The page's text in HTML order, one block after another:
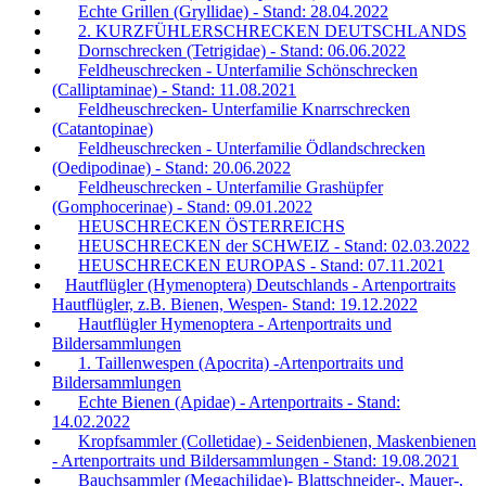
Echte Grillen (Gryllidae) - Stand: 28.04.2022
2. KURZFÜHLERSCHRECKEN DEUTSCHLANDS
Dornschrecken (Tetrigidae) - Stand: 06.06.2022
Feldheuschrecken - Unterfamilie Schönschrecken
(Calliptaminae) - Stand: 11.08.2021
Feldheuschrecken- Unterfamilie Knarrschrecken
(Catantopinae)
Feldheuschrecken - Unterfamilie Ödlandschrecken
(Oedipodinae) - Stand: 20.06.2022
Feldheuschrecken - Unterfamilie Grashüpfer
(Gomphocerinae) - Stand: 09.01.2022
HEUSCHRECKEN ÖSTERREICHS
HEUSCHRECKEN der SCHWEIZ - Stand: 02.03.2022
HEUSCHRECKEN EUROPAS - Stand: 07.11.2021
Hautflügler (Hymenoptera) Deutschlands - Artenportraits
Hautflügler, z.B. Bienen, Wespen- Stand: 19.12.2022
Hautflügler Hymenoptera - Artenportraits und
Bildersammlungen
1. Taillenwespen (Apocrita) -Artenportraits und
Bildersammlungen
Echte Bienen (Apidae) - Artenportraits - Stand:
14.02.2022
Kropfsammler (Colletidae) - Seidenbienen, Maskenbienen
- Artenportraits und Bildersammlungen - Stand: 19.08.2021
Bauchsammler (Megachilidae)- Blattschneider-, Mauer-,